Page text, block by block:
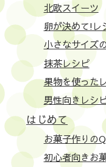
北欧スイーツ
卵が決めて!レ
小さなサイズ
抹茶レシピ
果物を使った
男性向きレシ
はじめて
お菓子作りの
初心者向きお